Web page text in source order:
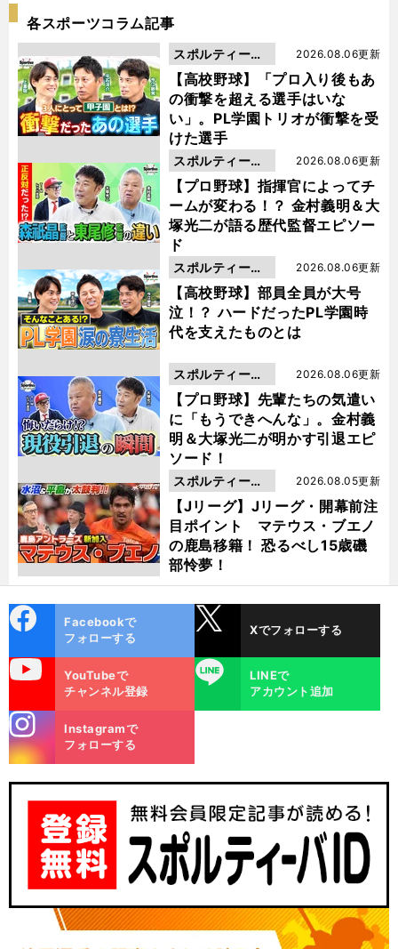
各スポーツコラム記事
【高校野球】「プロ入り後もあ
の衝撃を超える選手はいな
い」。PL学園トリオが衝撃を受
けた選手
2026.08.06更新
スポルティーバ
動画
【プロ野球】指揮官によってチ
ームが変わる！？ 金村義明＆大
塚光二が語る歴代監督エピソー
ド
2026.08.06更新
スポルティーバ
動画
【高校野球】部員全員が大号
泣！？ ハードだったPL学園時
代を支えたものとは
2026.08.06更新
スポルティーバ
動画
【プロ野球】先輩たちの気遣い
に「もうできへんな」。金村義
明＆大塚光二が明かす引退エピ
ソード！
2026.08.06更新
スポルティーバ
動画
【Jリーグ】Jリーグ・開幕前注
目ポイント マテウス・ブエノ
の鹿島移籍！ 恐るべし15歳磯
部怜夢！
2026.08.05更新
スポルティーバ
動画
ok
Facebookで
フォローする
Xでフォローする
YouTubeで
チャンネル登録
LINE
LINEで
アカウント追加
m
Instagramで
フォローする